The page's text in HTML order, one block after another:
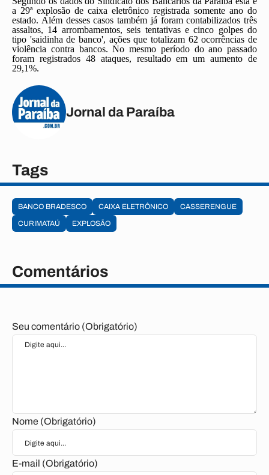
a 29ª explosão de caixa eletrônico registrada somente ano do
estado. Além desses casos também já foram contabilizados três
assaltos, 14 arrombamentos, seis tentativas e cinco golpes do
tipo 'saidinha de banco', ações que totalizam 62 ocorrências de
violência contra bancos. No mesmo período do ano passado
foram registrados 48 ataques, resultado em um aumento de
29,1%.
Jornal da Paraíba
Tags
BANCO BRADESCO CAIXA ELETRÔNICO
CASSERENGUE
CURIMATAÚ
EXPLOSÃO
Comentários
Seu comentário (Obrigatório)
Nome (Obrigatório)
E-mail (Obrigatório)